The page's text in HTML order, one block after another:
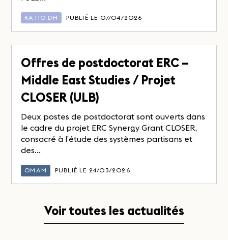
RATIO DH PUBLIÉ LE 07/04/2026
Offres de postdoctorat ERC –
Middle East Studies / Projet
CLOSER (ULB)
Deux postes de postdoctorat sont ouverts dans
le cadre du projet ERC Synergy Grant CLOSER,
consacré à l’étude des systèmes partisans et
des...
OMAM PUBLIÉ LE 24/03/2026
Voir toutes les actualités